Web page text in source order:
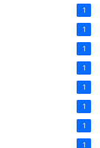
1
1
1
1
1
1
1
1